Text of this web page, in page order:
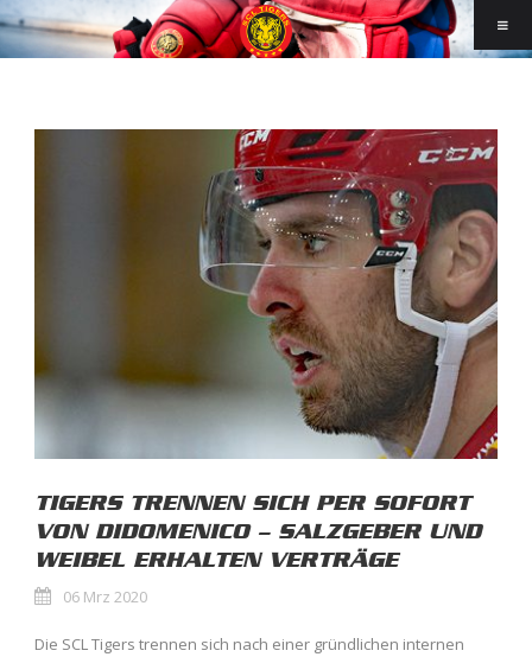
TIGERS TRENNEN SICH PER SOFORT
VON DIDOMENICO – SALZGEBER UND
WEIBEL ERHALTEN VERTRÄGE
06 Mrz 2020
Die SCL Tigers trennen sich nach einer gründlichen internen